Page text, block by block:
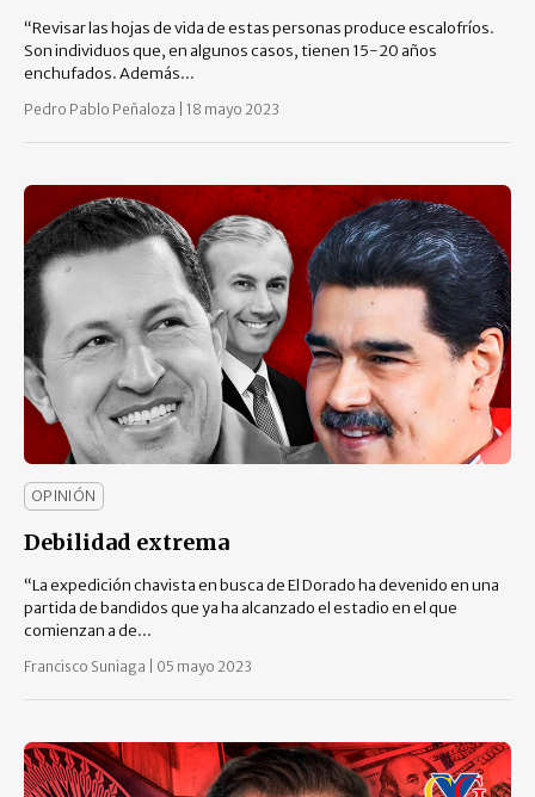
“Revisar las hojas de vida de estas personas produce escalofríos.
Son individuos que, en algunos casos, tienen 15-20 años
enchufados. Además...
Pedro Pablo Peñaloza 18 mayo 2023
OPINIÓN
Debilidad extrema
“La expedición chavista en busca de El Dorado ha devenido en una
partida de bandidos que ya ha alcanzado el estadio en el que
comienzan a de...
Francisco Suniaga 05 mayo 2023